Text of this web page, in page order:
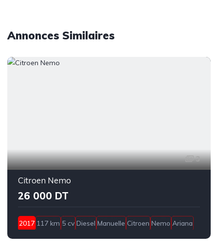
Annonces Similaires
3
Citroen Nemo
26 000 DT
2017 117 km 5 cv Diesel Manuelle Citroen Nemo Ariana